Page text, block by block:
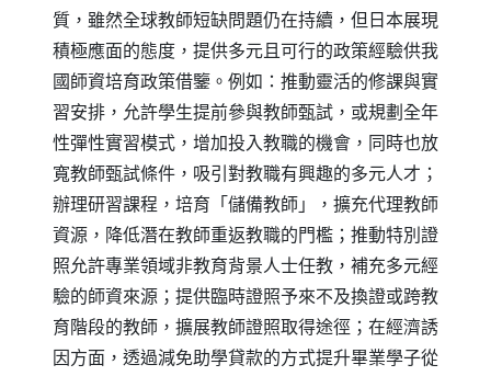
質，雖然全球教師短缺問題仍在持續，但日本展現
積極應面的態度，提供多元且可行的政策經驗供我
國師資培育政策借鑒。例如：推動靈活的修課與實
習安排，允許學生提前參與教師甄試，或規劃全年
性彈性實習模式，增加投入教職的機會，同時也放
寬教師甄試條件，吸引對教職有興趣的多元人才；
辦理研習課程，培育「儲備教師」，擴充代理教師
資源，降低潛在教師重返教職的門檻；推動特別證
照允許專業領域非教育背景人士任教，補充多元經
驗的師資來源；提供臨時證照予來不及換證或跨教
育階段的教師，擴展教師證照取得途徑；在經濟誘
因方面，透過減免助學貸款的方式提升畢業學子從